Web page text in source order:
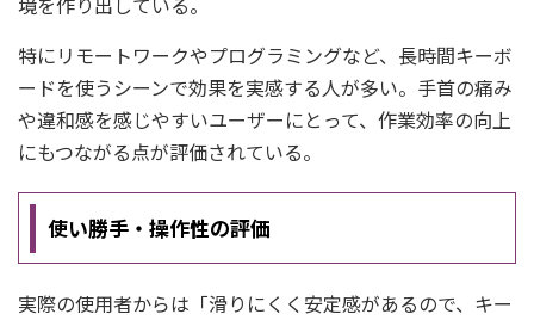
特にリモートワークやプログラミングなど、長時間キーボ
ードを使うシーンで効果を実感する人が多い。手首の痛み
や違和感を感じやすいユーザーにとって、作業効率の向上
にもつながる点が評価されている。
使い勝手・操作性の評価
実際の使用者からは「滑りにくく安定感があるので、キー